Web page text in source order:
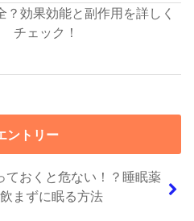
？効果効能と副作用を詳しく
チェック！
ントリー
ておくと危ない！？睡眠薬
飲まずに眠る方法